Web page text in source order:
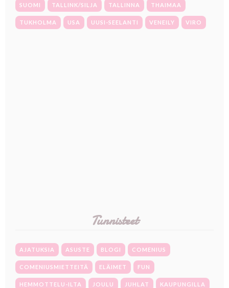
SUOMI TALLINK/SILJA TALLINNA THAIMAA
TUKHOLMA USA UUSI-SEELANTI VENEILY VIRO
Tunnisteet
AJATUKSIA ASUSTE BLOGI COMENIUS
COMENIUSMIETTEITÄ ELÄIMET FUN
HEMMOTTELU-ILTA JOULU JUHLAT KAUPUNGILLA